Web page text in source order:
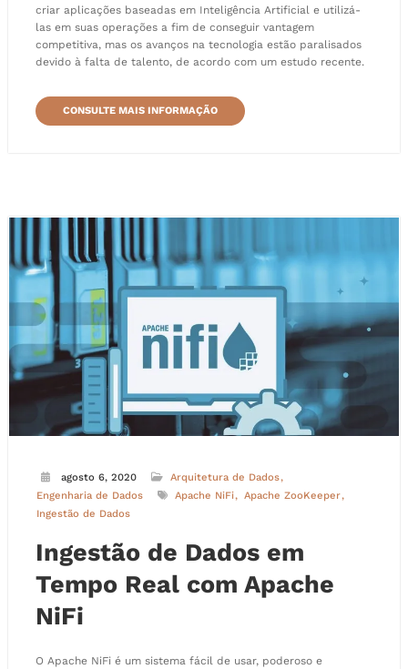
criar aplicações baseadas em Inteligência Artificial e utilizá-
las em suas operações a fim de conseguir vantagem
competitiva, mas os avanços na tecnologia estão paralisados
devido à falta de talento, de acordo com um estudo recente.
CONSULTE MAIS INFORMAÇÃO
agosto 6, 2020
Arquitetura de Dados
Engenharia de Dados
Apache NiFi
Apache ZooKeeper
Ingestão de Dados
Ingestão de Dados em
Tempo Real com Apache
NiFi
O Apache NiFi é um sistema fácil de usar, poderoso e